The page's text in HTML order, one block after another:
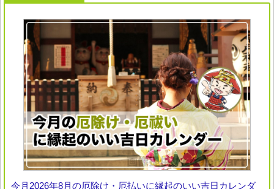
今月2026年8月の厄除け・厄払いに縁起のいい吉日カレンダ